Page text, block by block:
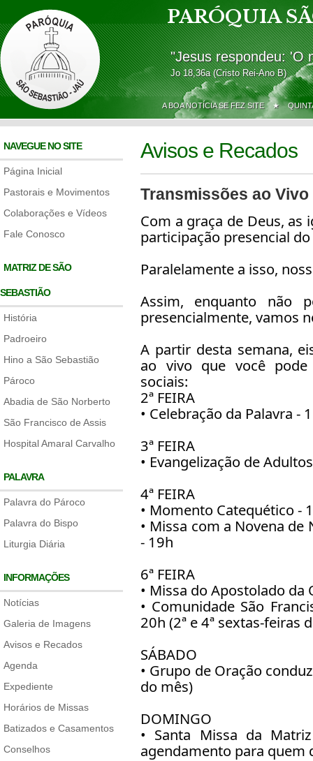
PARÓQUIA
"Jesus respondeu: 'O
Jo 18,36a (Cristo Rei-Ano B)
A BOA NOTÍCIA SE FEZ SITE ★
NAVEGUE NO SITE
Página Inicial
Pastorais e Movimentos
Colaborações e Vídeos
Fale Conosco
MATRIZ DE SÃO
SEBASTIÃO
História
Padroeiro
Hino a São Sebastião
Pároco
Abadia de São Norberto
São Francisco de Assis
Hospital Amaral Carvalho
PALAVRA
Palavra do Pároco
Palavra do Bispo
Liturgia Diária
INFORMAÇÕES
Notícias
Galeria de Imagens
Avisos e Recados
Agenda
Expediente
Horários de Missas
Batizados e Casamentos
Conselhos
Avisos e Recados
Transmissões ao
Com a graça de Deus, as
participação presencial
Paralelamente a isso,
Assim, enquanto não
presencialmente, vamos
A partir desta semana,
ao vivo que você pode
sociais:
2ª FEIRA
• Celebração da Palavra -
3ª FEIRA
• Evangelização de
4ª FEIRA
• Momento Catequético -
• Missa com a Novena
- 19h
6ª FEIRA
• Missa do Apostolado da
• Comunidade São
20h (2ª e 4ª sextas-feiras
SÁBADO
• Grupo de Oração
do mês)
DOMINGO
• Santa Missa da
agendamento para quem